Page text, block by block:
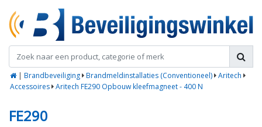
| Brandbeveiliging Brandmeldinstallaties (Conventioneel) Aritech
Accessoires Aritech FE290 Opbouw kleefmagneet - 400 N
FE290